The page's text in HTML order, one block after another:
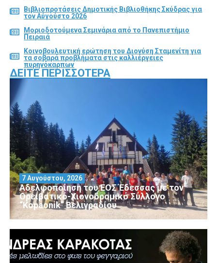
Βιβλιοπροτάσεις Δημοτικής Βιβλιοθήκης Σκύδρας για
τον Αύγούστο 2026
Μοριοδοτούμενα Σεμινάρια από το Πανεπιστήμιο
Πειραιά
Κοινοβουλευτική ερώτηση του Διονύση Σταμενίτη για
τα σοβαρά προβλήματα στις καλλιέργειες
πυρηνόκαρπων
ΔΕΊΤΕ ΠΕΡΙΣΣΌΤΕΡΑ
Αδελφοποίηση του ΕΟΣ Έδεσσας με τον
Ορειβατικό-Χιονοδρομικό Σύλλογο
“Kopaonik” Βελιγραδίου
7 Αυγούστου, 2026